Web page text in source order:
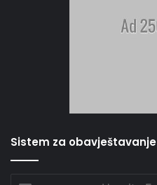
Sistem za obavještavanje